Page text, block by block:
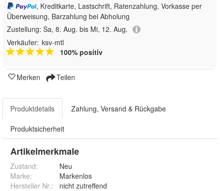
, Kreditkarte, Lastschrift, Ratenzahlung, Vorkasse per
Überweisung, Barzahlung bei Abholung
Zustellung: Sa, 8. Aug. bis Mi, 12. Aug.
Verkäufer: ksv-mtl
100% positiv
Merken Teilen
Produktdetails Zahlung, Versand & Rückgabe
Produktsicherheit
Artikelmerkmale
Zustand:
Neu
Marke:
Markenlos
Hersteller Nr.:
nicht zutreffend